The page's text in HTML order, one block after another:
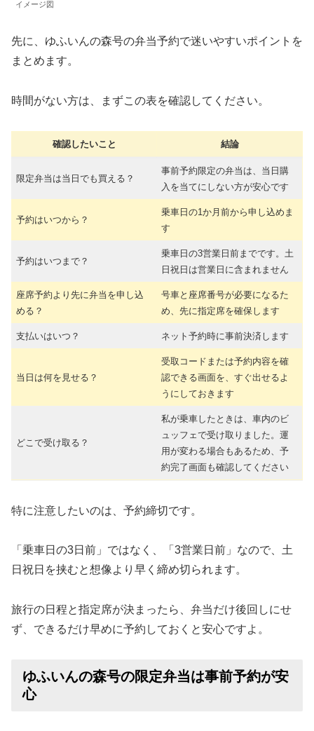
イメージ図
先に、ゆふいんの森号の弁当予約で迷いやすいポイントを
まとめます。
時間がない方は、まずこの表を確認してください。
確認したいこと 結論
限定弁当は当日でも買える？
事前予約限定の弁当は、当日購
入を当てにしない方が安心です
予約はいつから？
乗車日の1か月前から申し込めま
す
予約はいつまで？
乗車日の3営業日前までです。土
日祝日は営業日に含まれません
座席予約より先に弁当を申し込
める？
号車と座席番号が必要になるた
め、先に指定席を確保します
支払いはいつ？ ネット予約時に事前決済します
当日は何を見せる？
受取コードまたは予約内容を確
認できる画面を、すぐ出せるよ
うにしておきます
どこで受け取る？
私が乗車したときは、車内のビ
ュッフェで受け取りました。運
用が変わる場合もあるため、予
約完了画面も確認してください
特に注意したいのは、予約締切です。
「乗車日の3日前」ではなく、「3営業日前」なので、土
日祝日を挟むと想像より早く締め切られます。
旅行の日程と指定席が決まったら、弁当だけ後回しにせ
ず、できるだけ早めに予約しておくと安心ですよ。
ゆふいんの森号の限定弁当は事前予約が安
心